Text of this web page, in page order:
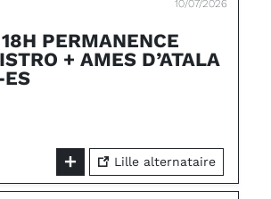
10/07/2026
PERMANENCE
+ AMES D’ATALA
Lille alternataire